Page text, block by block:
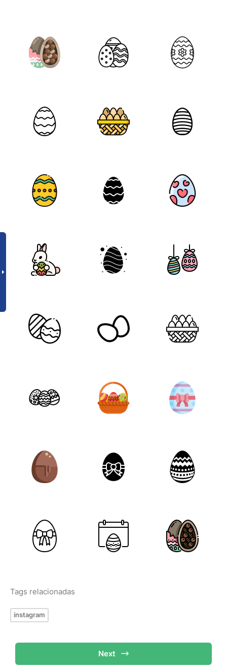
Tags relacionadas
instagram
Next